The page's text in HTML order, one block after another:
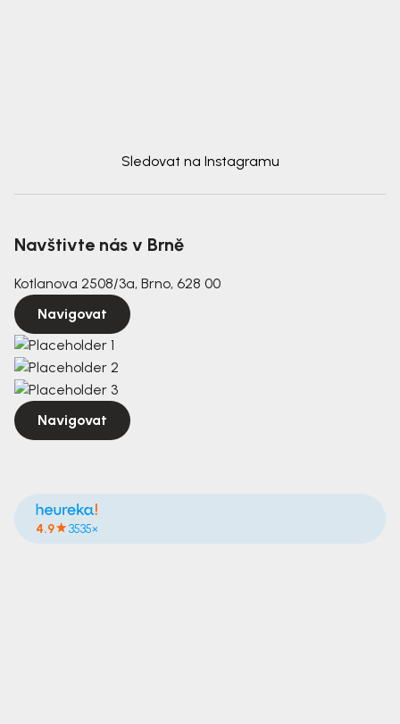
Sledovat na Instagramu
Navštivte nás v Brně
Kotlanova 2508/3a, Brno, 628 00
Navigovat
Navigovat
4.9 3535×